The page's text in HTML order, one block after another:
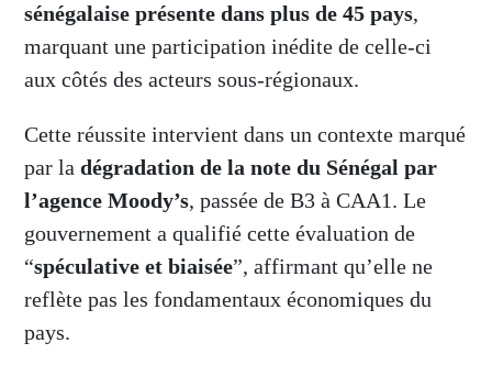
sénégalaise présente dans plus de 45 pays,
marquant une participation inédite de celle-ci
aux côtés des acteurs sous-régionaux.
Cette réussite intervient dans un contexte marqué
par la dégradation de la note du Sénégal par
l’agence Moody’s, passée de B3 à CAA1. Le
gouvernement a qualifié cette évaluation de
“spéculative et biaisée”, affirmant qu’elle ne
reflète pas les fondamentaux économiques du
pays.